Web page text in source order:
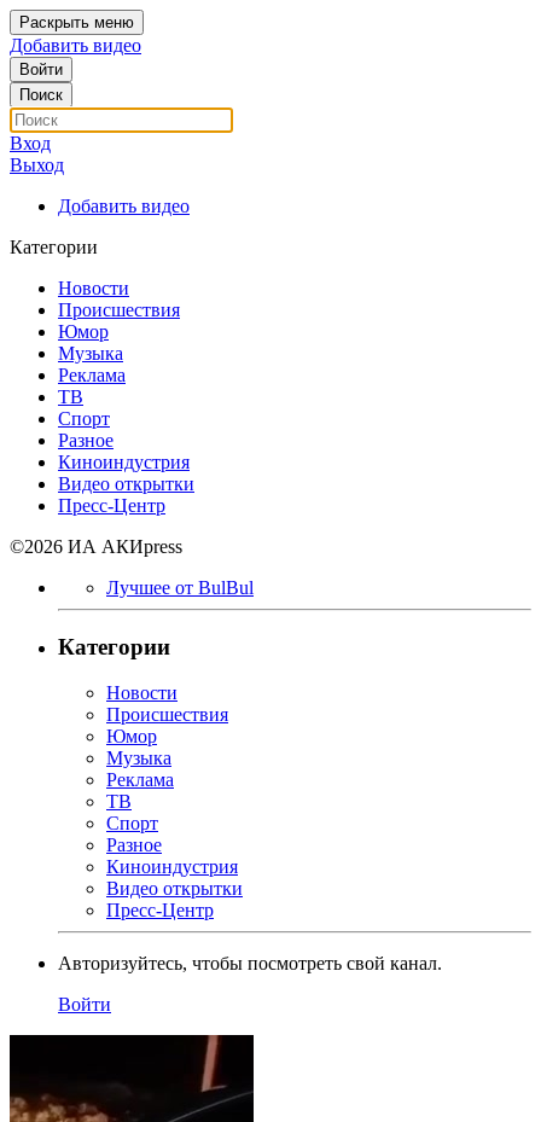
Раскрыть меню
Добавить видео
Войти
Поиск
Вход
Выход
Добавить видео
Категории
Новости
Происшествия
Юмор
Музыка
Реклама
ТВ
Спорт
Разное
Киноиндустрия
Видео открытки
Пресс-Центр
©2026 ИА АКИpress
Лучшее от BulBul
Категории
Новости
Происшествия
Юмор
Музыка
Реклама
ТВ
Спорт
Разное
Киноиндустрия
Видео открытки
Пресс-Центр
Авторизуйтесь, чтобы посмотреть свой канал.
Войти